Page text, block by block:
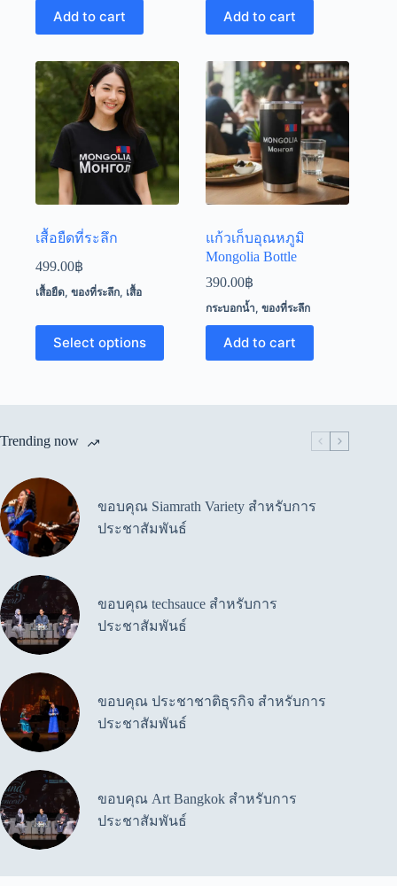
Add to cart Add to cart
เสื้อยืดที่ระลึก
499.00฿
เสื้อยืด, ของที่ระลึก, เสื้อ
Select options
This
product
has
may
chosen
on
the
product
page
แก้วเก็บอุณหภูมิ
Mongolia Bottle
390.00฿
กระบอกน้ำ,ของที่ระลึก
Add to cart
Trending now
ขอบคุณ Siamrath Variety สำหรับการ
ประชาสัมพันธ์
ขอบคุณ techsauce สำหรับการ
ประชาสัมพันธ์
ขอบคุณ ประชาชาติธุรกิจ สำหรับการ
ประชาสัมพันธ์
ขอบคุณ Art Bangkok สำหรับการ
ประชาสัมพันธ์